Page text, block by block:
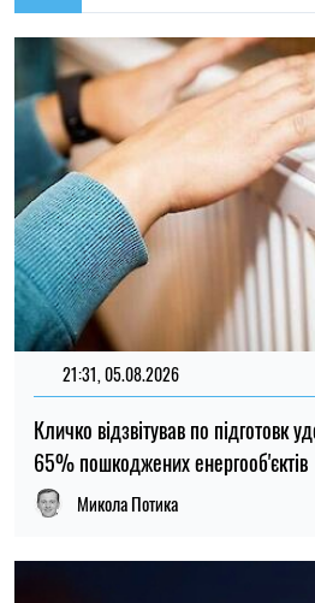
Кличко відзвітував по підготовк
65% пошкоджених енергооб'єктів
Микола Потика
14:59, 04.08.2026
Сили оборони України завдали